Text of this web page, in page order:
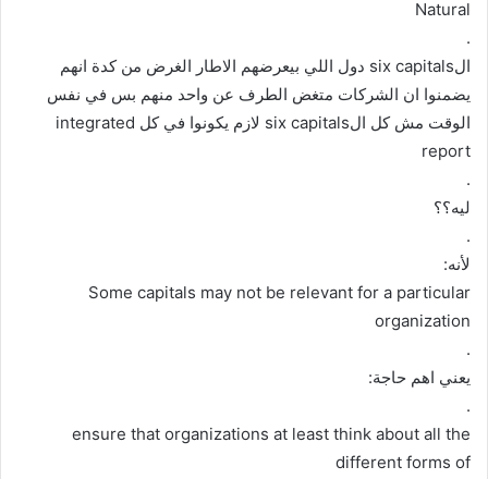
Natural
.
الsix capitals دول اللي بيعرضهم الاطار الغرض من كدة انهم
يضمنوا ان الشركات متغض الطرف عن واحد منهم بس في نفس
الوقت مش كل الsix capitals لازم يكونوا في كل integrated
report
.
ليه؟؟
.
لأنه:
Some capitals may not be relevant for a particular
organization
.
يعني اهم حاجة:
.
ensure that organizations at least think about all the
different forms of